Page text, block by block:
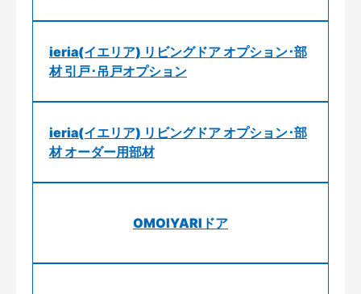
ieria(イエリア) リビングドア オプション･部
材 引戸･吊戸オプション
ieria(イエリア) リビングドア オプション･部
材 オーダー用部材
OMOIYARIドア